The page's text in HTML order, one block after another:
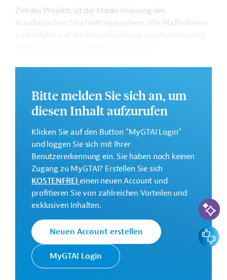
Ziel des Projekts ist die Modernisierung des
brasilianischen Strafvollzugssystems. Die Maßnahmen
Entwicklungsprojekt finden Sie auf der
.
und praktische Hinweise zur Geschäftsanbahnung.
Geberbeitrag:
46,9 Millionen US-Dollar (Darlehen; beantragt)
Kontaktadresse
Interamerikanische
Die IDB ist die wichtigste
multilaterale
Bitte melden Sie sich an, um
diesen Inhalt aufzurufen
Klicken Sie auf den Button "MyGTAI Login"
und loggen Sie sich mit Ihrer
Benutzererkennung ein. Sie haben noch keinen
Zugang zu MyGTAI? Erstellen Sie sich
KOSTENFREIeinen neuen Account und
profitieren Sie von zahlreichen Vorteilen und
exklusiven Inhalten.
Neuen Account erstellen
MyGTAI Login
KI-